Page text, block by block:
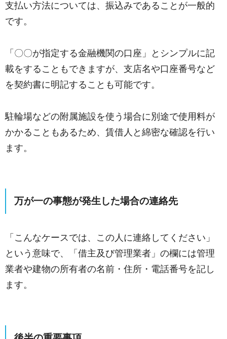
支払い方法については、振込みであることが一般的
です。
「〇〇が指定する金融機関の口座」とシンプルに記
載をすることもできますが、支店名や口座番号など
を契約書に明記することも可能です。
駐輪場などの附属施設を使う場合に別途で使用料が
かかることもあるため、賃借人と綿密な確認を行い
ます。
万が一の事態が発生した場合の連絡先
「こんなケースでは、この人に連絡してください」
という意味で、「借主及び管理業者」の欄には管理
業者や建物の所有者の名前・住所・電話番号を記し
ます。